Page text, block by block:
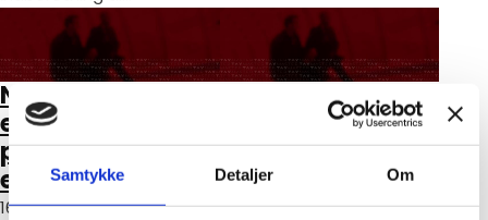
Samtykke Detaljer Om
Nye regler om
ejendomsværdiskat
på udenlandske
ejendomme
16. maj 2025
LADESTANDERE —
12. marts 2023
Indledningsvis skal jeg
oplyse, at værdien af en